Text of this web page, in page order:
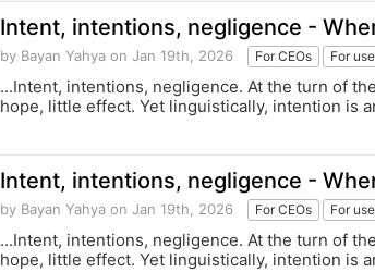
Intent, intentions, negligence -
by Bayan Yahya on Jan 19th, 2026 For CEOs For
...Intent, intentions, negligence. At the turn of
hope, little effect. Yet linguistically, intention is
Intent, intentions, negligence -
by Bayan Yahya on Jan 19th, 2026 For CEOs For
...Intent, intentions, negligence. At the turn of
hope, little effect. Yet linguistically, intention is